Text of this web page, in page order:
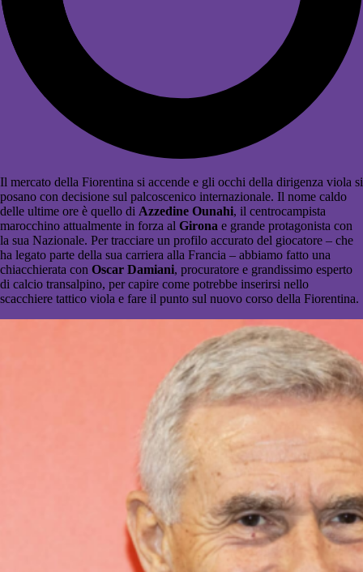
Il mercato della Fiorentina si accende e gli occhi della dirigenza viola si
posano con decisione sul palcoscenico internazionale. Il nome caldo
delle ultime ore è quello di Azzedine Ounahi, il centrocampista
marocchino attualmente in forza al Girona e grande protagonista con
la sua Nazionale. Per tracciare un profilo accurato del giocatore – che
ha legato parte della sua carriera alla Francia – abbiamo fatto una
chiacchierata con Oscar Damiani, procuratore e grandissimo esperto
di calcio transalpino, per capire come potrebbe inserirsi nello
scacchiere tattico viola e fare il punto sul nuovo corso della Fiorentina.